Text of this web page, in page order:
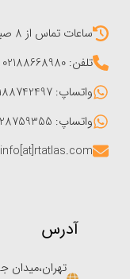
ساعات تماس از 8 صبح تا 6 بعد از ظهر
تلفن: 02188668980 _ 02188989502
واتساپ: 09188742497
واتساپ: 09128759355
info[at]rtatlas.com
آدرس